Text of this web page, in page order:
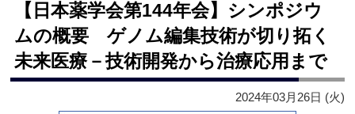
【日本薬学会第144年会】シンポジウ
ムの概要 ゲノム編集技術が切り拓く
未来医療－技術開発から治療応用まで
2024年03月26日 (火)